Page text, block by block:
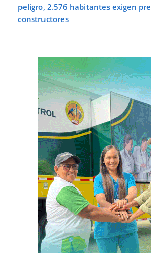
peligro, 2.576 habitantes exigen
constructores